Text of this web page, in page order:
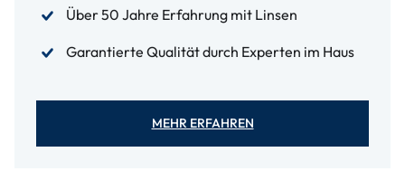
Über 50 Jahre Erfahrung mit Linsen
Garantierte Qualität durch Experten im Haus
MEHR ERFAHREN